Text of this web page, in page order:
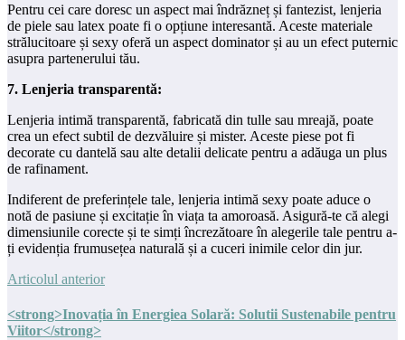
Pentru cei care doresc un aspect mai îndrăzneț și fantezist, lenjeria
de piele sau latex poate fi o opțiune interesantă. Aceste materiale
strălucitoare și sexy oferă un aspect dominator și au un efect puternic
asupra partenerului tău.
7. Lenjeria transparentă:
Lenjeria intimă transparentă, fabricată din tulle sau mreajă, poate
crea un efect subtil de dezvăluire și mister. Aceste piese pot fi
decorate cu dantelă sau alte detalii delicate pentru a adăuga un plus
de rafinament.
Indiferent de preferințele tale, lenjeria intimă sexy poate aduce o
notă de pasiune și excitație în viața ta amoroasă. Asigură-te că alegi
dimensiunile corecte și te simți încrezătoare în alegerile tale pentru a-
ți evidenția frumusețea naturală și a cuceri inimile celor din jur.
Articolul anterior
<strong>Inovația în Energiea Solară: Solutii Sustenabile pentru
Viitor</strong>